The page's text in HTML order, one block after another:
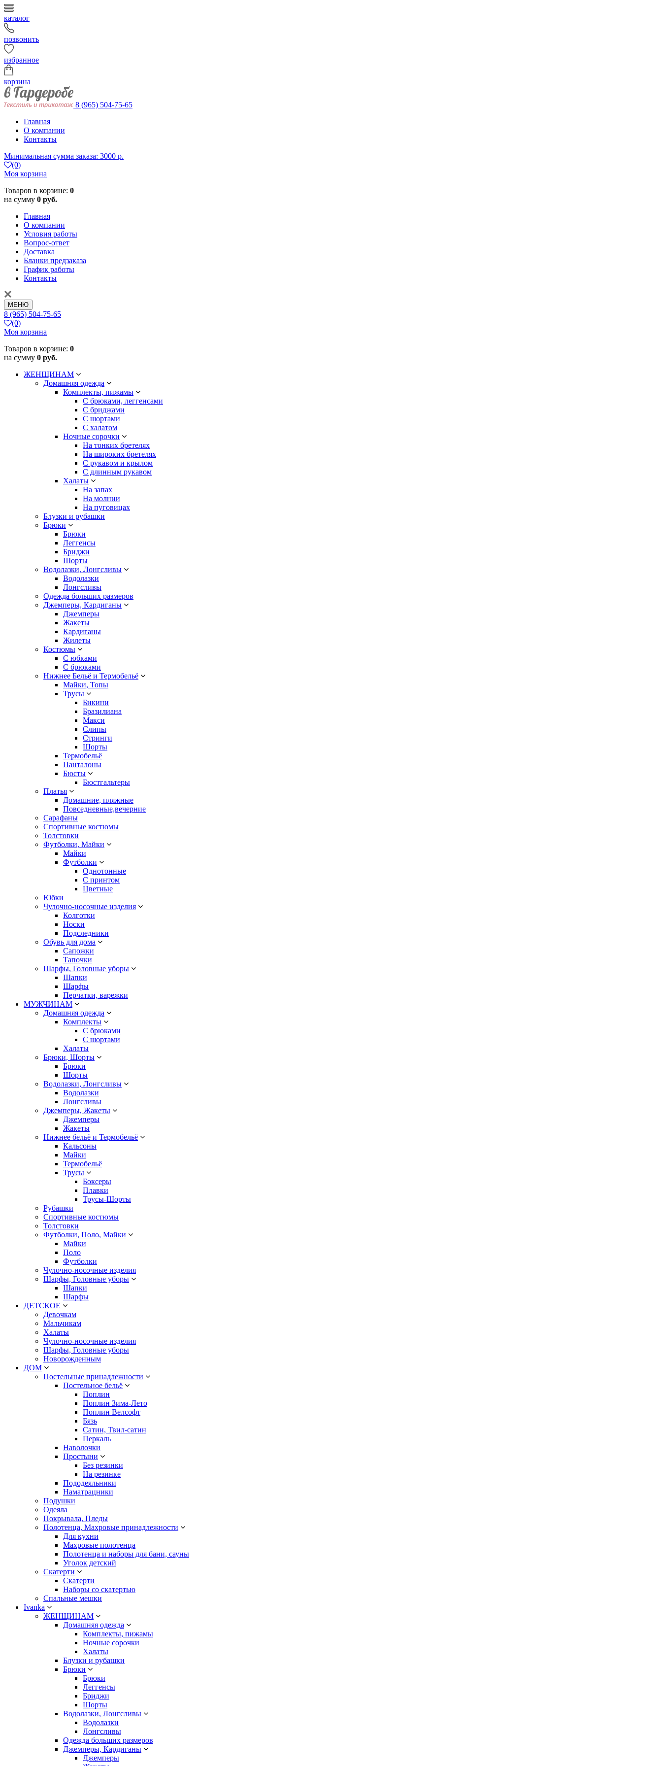
каталог
позвонить
избранное
корзина
8 (965) 504-75-65
Главная
О компании
Контакты
Минимальная сумма заказа: 3000 р.
(0)
Моя корзина
Товаров в корзине: 0
на сумму 0 руб.
Главная
О компании
Условия работы
Вопрос-ответ
Доставка
Бланки предзаказа
График работы
Контакты
МЕНЮ
8 (965) 504-75-65
(0)
Моя корзина
Товаров в корзине: 0
на сумму 0 руб.
ЖЕНЩИНАМ
Домашняя одежда
Комплекты, пижамы
С брюками, леггенсами
С бриджами
С шортами
С халатом
Ночные сорочки
На тонких бретелях
На широких бретелях
С рукавом и крылом
С длинным рукавом
Халаты
На запах
На молнии
На пуговицах
Блузки и рубашки
Брюки
Брюки
Леггенсы
Бриджи
Шорты
Водолазки, Лонгсливы
Водолазки
Лонгсливы
Одежда больших размеров
Джемперы, Кардиганы
Джемперы
Жакеты
Кардиганы
Жилеты
Костюмы
С юбками
С брюками
Нижнее Бельё и Термобельё
Майки, Топы
Трусы
Бикини
Бразилиана
Макси
Слипы
Стринги
Шорты
Термобельё
Панталоны
Бюсты
Бюстгальтеры
Платья
Домашние, пляжные
Повседневные,вечерние
Сарафаны
Спортивные костюмы
Толстовки
Футболки, Майки
Майки
Футболки
Однотонные
С принтом
Цветные
Юбки
Чулочно-носочные изделия
Колготки
Носки
Подследники
Обувь для дома
Сапожки
Тапочки
Шарфы, Головные уборы
Шапки
Шарфы
Перчатки, варежки
МУЖЧИНАМ
Домашняя одежда
Комплекты
С брюками
С шортами
Халаты
Брюки, Шорты
Брюки
Шорты
Водолазки, Лонгсливы
Водолазки
Лонгсливы
Джемперы, Жакеты
Джемперы
Жакеты
Нижнее бельё и Термобельё
Кальсоны
Майки
Термобельё
Трусы
Боксеры
Плавки
Трусы-Шорты
Рубашки
Спортивные костюмы
Толстовки
Футболки, Поло, Майки
Майки
Поло
Футболки
Чулочно-носочные изделия
Шарфы, Головные уборы
Шапки
Шарфы
ДЕТСКОЕ
Девочкам
Мальчикам
Халаты
Чулочно-носочные изделия
Шарфы, Головные уборы
Новорожденным
ДОМ
Постельные принадлежности
Постельное бельё
Поплин
Поплин Зима-Лето
Поплин Велсофт
Бязь
Сатин, Твил-сатин
Перкаль
Наволочки
Простыни
Без резинки
На резинке
Пододеяльники
Наматрацники
Подушки
Одеяла
Покрывала, Пледы
Полотенца, Махровые принадлежности
Для кухни
Махровые полотенца
Полотенца и наборы для бани, сауны
Уголок детский
Скатерти
Скатерти
Наборы со скатертью
Спальные мешки
Ivanka
ЖЕНЩИНАМ
Домашняя одежда
Комплекты, пижамы
Ночные сорочки
Халаты
Блузки и рубашки
Брюки
Брюки
Леггенсы
Бриджи
Шорты
Водолазки, Лонгсливы
Водолазки
Лонгсливы
Одежда больших размеров
Джемперы, Кардиганы
Джемперы